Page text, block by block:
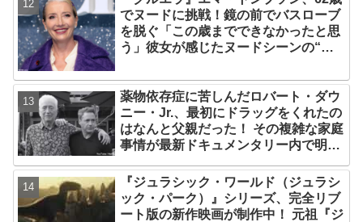
でヌードに挑戦！鏡の前でバスローブ
を脱ぐ「この歳までできなかったと思
う」彼女が感じたヌードシーンの“難
薬物依存症に苦しんだロバート・ダウ
ニー・Jr.、最初にドラッグをくれたの
はなんと父親だった！ その複雑な家庭
事情が最新ドキュメンタリー内で明ら
『ジュラシック・ワールド（ジュラシ
ック・パーク）』シリーズ、完全リブ
ート版の新作映画が制作中！ 元祖『ジ